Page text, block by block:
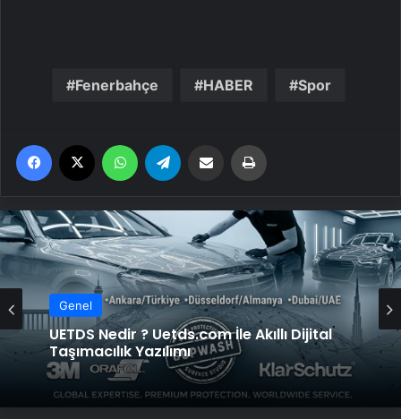
Fenerbahçe HABER Spor
Facebook WhatsApp Email'den paylaş
Genel
Genel
Kompresör Kafası Değişimi mi Yeni
Sistem mi? İşletmeniz İçin En İyi Karar